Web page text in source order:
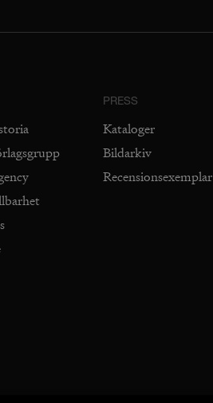
PRESS
Kataloger
Bildarkiv
Recensionsexemplar